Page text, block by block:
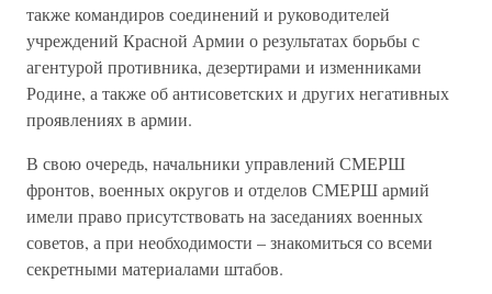
также командиров соединений и руководителей
учреждений Красной Армии о результатах борьбы с
агентурой противника, дезертирами и изменниками
Родине, а также об антисоветских и других негативных
проявлениях в армии.
В свою очередь, начальники управлений СМЕРШ
фронтов, военных округов и отделов СМЕРШ армий
имели право присутствовать на заседаниях военных
советов, а при необходимости – знакомиться со всеми
секретными материалами штабов.